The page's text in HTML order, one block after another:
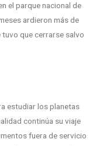
el parque nacional de
ardieron más de
que cerrarse salvo
estudiar los planetas
continúa su viaje
fuera de servicio